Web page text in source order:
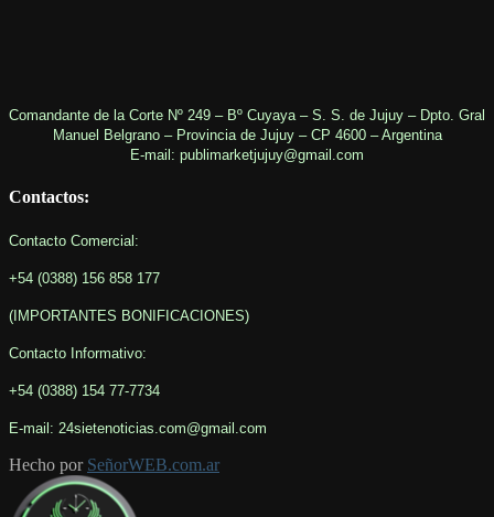
Comandante de la Corte Nº 249 – Bº Cuyaya – S. S. de Jujuy – Dpto. Gral
Manuel Belgrano – Provincia de Jujuy – CP 4600 – Argentina
E-mail: publimarketjujuy@gmail.com
Contactos:
Contacto Comercial:
+54 (0388) 156 858 177
(IMPORTANTES BONIFICACIONES)
Contacto Informativo:
+54 (0388) 154 77-7734
E-mail: 24sietenoticias.com@gmail.com
Hecho por SeñorWEB.com.ar